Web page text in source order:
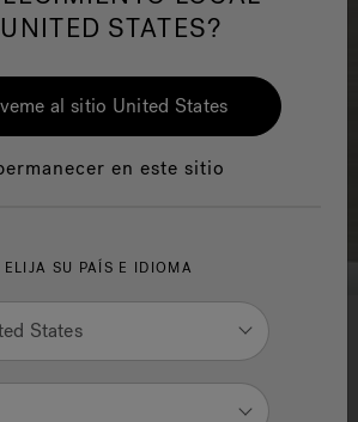
Showers
STATES?
al sitio United States
en este sitio
ELIJA SU PAÍS E IDIOMA
States